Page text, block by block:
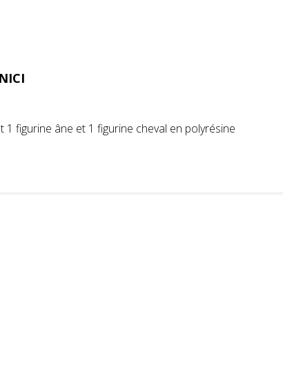
figurine âne et 1 figurine cheval en polyrésine